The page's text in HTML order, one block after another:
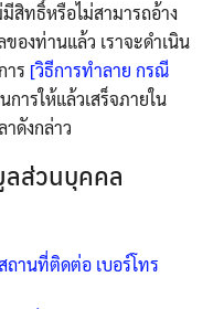
มีสิทธิ์หรือไม่สามารถอ้าง
องท่านแล้ว เราจะดำเนิน
าร [วิธีการทำลาย กรณี
การให้แล้วเสร็จภายใน
ดังกล่าว
ลส่วนบุคคล
านที่ติดต่อ เบอร์โทร